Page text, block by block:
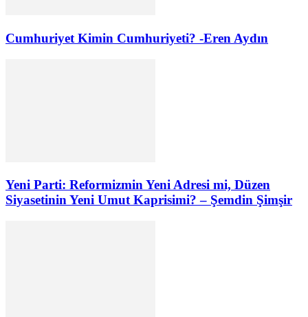
Cumhuriyet Kimin Cumhuriyeti? -Eren Aydın
Yeni Parti: Reformizmin Yeni Adresi mi, Düzen
Siyasetinin Yeni Umut Kaprisimi? – Şemdin Şimşir